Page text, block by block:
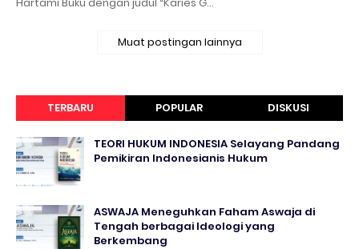
Muat postingan lainnya
TERBARU POPULAR DISKUSI
TEORI HUKUM INDONESIA Selayang Pandang
Pemikiran Indonesianis Hukum
ASWAJA Meneguhkan Faham Aswaja di
Tengah berbagai Ideologi yang
Berkembang